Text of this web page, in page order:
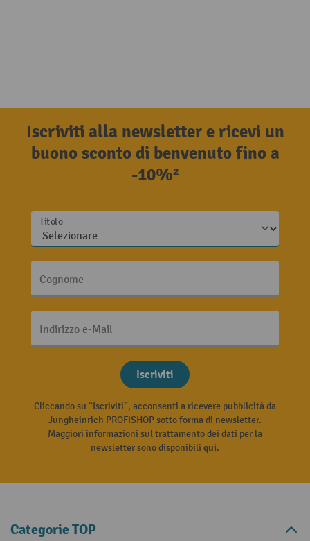
Iscriviti alla newsletter e ricevi un
buono sconto di benvenuto fino a
-10%²
Titolo
Cognome
Indirizzo e-Mail
Iscriviti
Cliccando su “Iscriviti”, acconsenti a ricevere pubblicità da
Jungheinrich PROFISHOP sotto forma di newsletter.
Maggiori informazioni sul trattamento dei dati per la
newsletter sono disponibili qui.
Categorie TOP